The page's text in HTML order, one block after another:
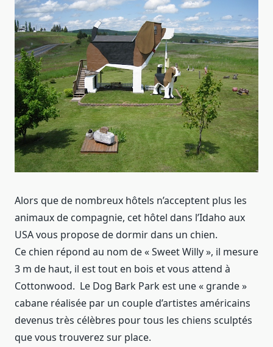
Alors que de nombreux hôtels n’acceptent plus les
animaux de compagnie, cet hôtel dans l’Idaho aux
USA vous propose de dormir dans un chien.
Ce chien répond au nom de « Sweet Willy », il mesure
3 m de haut, il est tout en bois et vous attend à
Cottonwood. Le Dog Bark Park est une « grande »
cabane réalisée par un couple d’artistes américains
devenus très célèbres pour tous les chiens sculptés
que vous trouverez sur place.